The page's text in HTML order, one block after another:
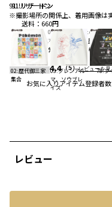
91:リザードン
※撮影場所の関係上、着用画像は
91:リザードン
91:リザードン
02:歴代御三家
集合
03:グレンアル
マ、ソウブレ
イズ
78:ブ
レビュー
送料 ： 660円
※合計6,600円（税込）以上の購入で
※店頭受取なら送料無料 詳細
配送：通常、ご注文より1～5
4.4（5）レビューを見
お気に入りアイテム登録者数